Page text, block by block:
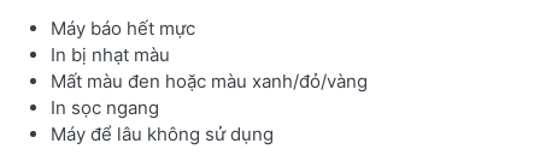
Máy báo hết mực
In bị nhạt màu
Mất màu đen hoặc màu xanh/đỏ/vàng
In sọc ngang
Máy để lâu không sử dụng